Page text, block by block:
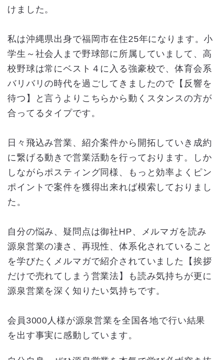
けました。
私は沖縄県出身で福岡市在住25年になります。小
学生～社会人まで野球部に所属していまして、高
校野球は常にベスト４に入る強豪校で、体育会系
バリバリの時代を過ごしてきましたので【反響を
待つ】と言うよりこちらから動くスタンスの方が
合ってるタイプです。
日々飛込み営業、紹介案件から開拓していき成約
に繋げる動きで営業活動を行っております。しか
しながらポスティング同様、もっと効率よくピン
ポイントで案件を獲得出来れば模索しておりまし
た。
自分の悩み、疑問点は御社HP、メルマガを読み
源泉営業の凄さ、再現性、体系化されていること
を学びたくメルマガで紹介されていました【挨拶
だけで売れてしまう営業法】も読み気持ちが更に
源泉営業を深く知りたい気持ちです。
会員3000人様が源泉営業を全国各地で行い結果
を出す事実に感動しています。